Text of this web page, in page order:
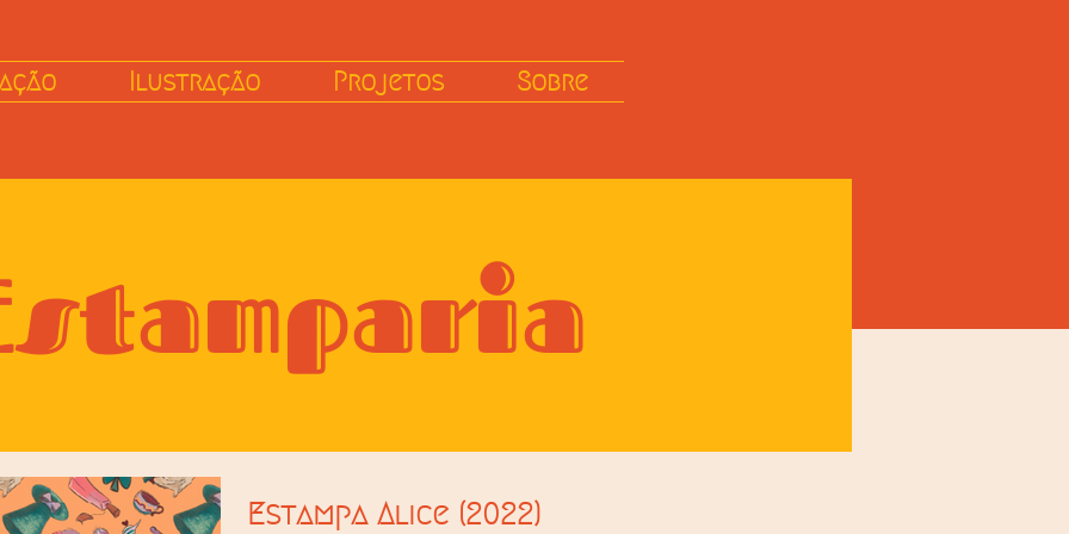
Ilustração Projetos Sobre
Estampa Alice (2022)